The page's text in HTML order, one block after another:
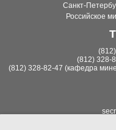
Санкт-
Российское
(812) 328-
(812) 328-82-47 (кафедра